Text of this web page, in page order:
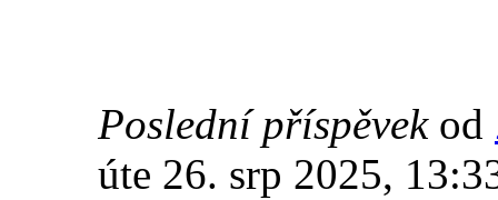
Poslední příspěvekod
úte 26. srp 2025,